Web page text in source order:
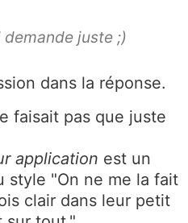
juste ;)
dans la réponse.
faisait pas que juste
application est un
style "On ne me la fait
clair dans leur petit